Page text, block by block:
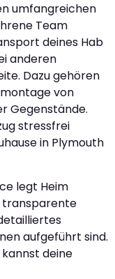
umfangreichen
Team
deines Hab
anderen
Dazu gehören
von
Gegenstände.
stressfrei
in Plymouth
legt Heim
transparente
aufgeführt sind.
deine